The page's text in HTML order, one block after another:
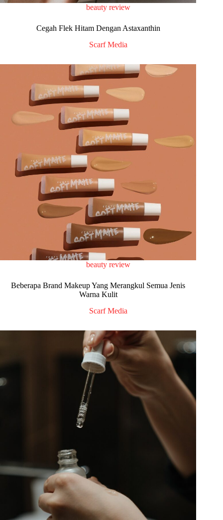
beauty review
Cegah Flek Hitam Dengan Astaxanthin
Scarf Media
beauty review
Beberapa Brand Makeup Yang Merangkul Semua Jenis
Warna Kulit
Scarf Media